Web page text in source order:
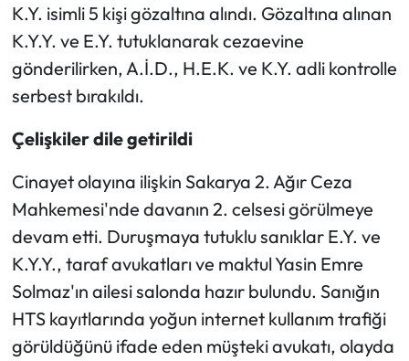
K.Y. isimli 5 kişi gözaltına alındı. Gözaltına alınan
K.Y.Y. ve E.Y. tutuklanarak cezaevine
gönderilirken, A.İ.D., H.E.K. ve K.Y. adli kontrolle
serbest bırakıldı.
Çelişkiler dile getirildi
Cinayet olayına ilişkin Sakarya 2. Ağır Ceza
Mahkemesi'nde davanın 2. celsesi görülmeye
devam etti. Duruşmaya tutuklu sanıklar E.Y. ve
K.Y.Y., taraf avukatları ve maktul Yasin Emre
Solmaz'ın ailesi salonda hazır bulundu. Sanığın
HTS kayıtlarında yoğun internet kullanım trafiği
görüldüğünü ifade eden müşteki avukatı, olayda
Turizm